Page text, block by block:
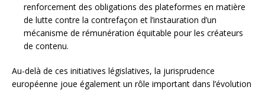
renforcement des obligations des plateformes en matière
de lutte contre la contrefaçon et l’instauration d’un
mécanisme de rémunération équitable pour les créateurs
de contenu.
Au-delà de ces initiatives législatives, la jurisprudence
européenne joue également un rôle important dans l’évolution